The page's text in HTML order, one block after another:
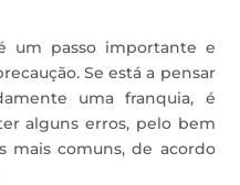
um passo importante e
Se está a pensar
uma franquia, é
alguns erros, pelo bem
mais comuns, de acordo